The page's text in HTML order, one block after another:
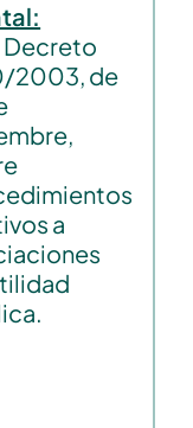
Decreto
2003, de
a